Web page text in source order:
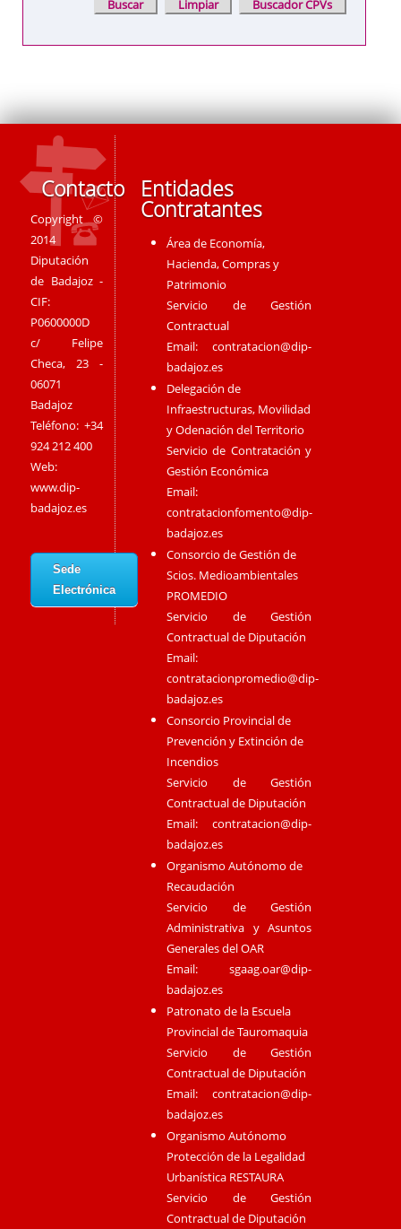
Contacto
Copyright ©
2014
Diputación
de Badajoz -
CIF:
P0600000D
c/ Felipe
Checa, 23 -
06071
Badajoz
Teléfono: +34
924 212 400
Web:
www.dip-
badajoz.es
Sede
Electrónica
Entidades
Contratantes
Área de Economía,
Hacienda, Compras y
Patrimonio
Servicio de Gestión
Contractual
Email:contratacion@dip-
badajoz.es
Delegación de
Infraestructuras, Movilidad
y Odenación del Territorio
Servicio de Contratación y
Gestión Económica
Email:
contratacionfomento@dip-
badajoz.es
Consorcio de Gestión de
Scios. Medioambientales
PROMEDIO
Servicio de Gestión
Contractual de Diputación
Email:
contratacionpromedio@dip-
badajoz.es
Consorcio Provincial de
Prevención y Extinción de
Incendios
Servicio de Gestión
Contractual de Diputación
Email:contratacion@dip-
badajoz.es
Organismo Autónomo de
Recaudación
Servicio de Gestión
Administrativa y Asuntos
Generales del OAR
Email:sgaag.oar@dip-
badajoz.es
Patronato de la Escuela
Provincial de Tauromaquia
Servicio de Gestión
Contractual de Diputación
Email:contratacion@dip-
badajoz.es
Organismo Autónomo
Protección de la Legalidad
Urbanística RESTAURA
Servicio de Gestión
Contractual de Diputación